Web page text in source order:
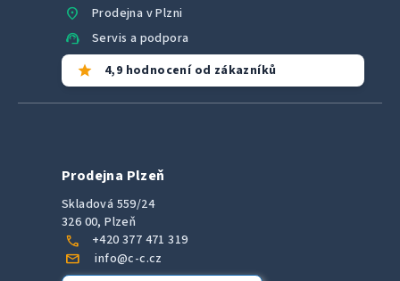
location_on Prodejna v Plzni
support_agent Servis a podpora
star 4,9 hodnocení od zákazníků
Prodejna Plzeň
Skladová 559/24
326 00, Plzeň
call +420 377 471 319
mail info@c-c.cz